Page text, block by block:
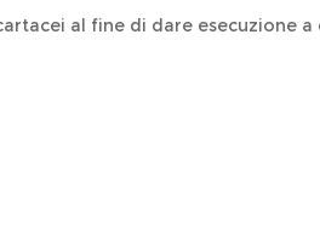
al fine di dare esecuzione